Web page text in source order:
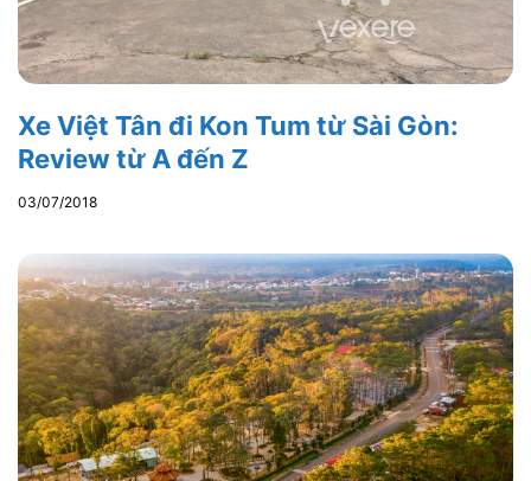
Xe Việt Tân đi Kon Tum từ Sài Gòn:
Review từ A đến Z
03/07/2018